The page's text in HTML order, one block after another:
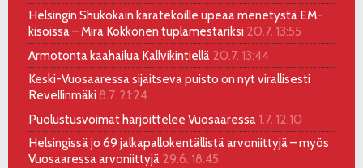
Helsingin Shukokain karatekoille upeaa menetystä EM-
kisoissa – Mira Kokkonen tuplamestariksi 20.7. 13:55
Armotonta kaahailua Kallvikintiellä 20.7. 13:44
Keski-Vuosaaressa sijaitseva puisto on nyt virallisesti
Revellinmäki 8.7. 21:24
Puolustusvoimat harjoittelee Vuosaaressa 1.7. 12:10
Helsingissä jo 69 jalkapallokentällistä arvoniittyjä – myös
Vuosaaressa arvoniittyjä 29.6. 18:45